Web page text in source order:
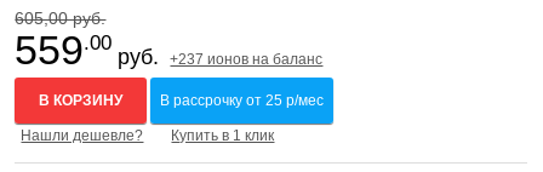
605,00 руб.
559.00
руб. +237 ионов на баланс
В КОРЗИНУ В рассрочку от 25 р/мес
Нашли дешевле? Купить в 1 клик